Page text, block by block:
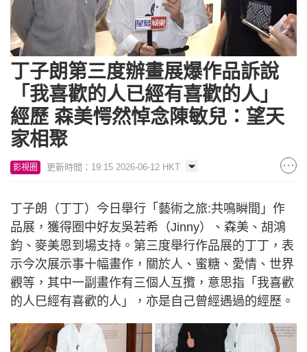
Loaded
8.36%
丁子朗第三度辦畫展爆作品訴說
「我喜歡的人已經有喜歡的人」
經歷 森美愕然悼念陳敏兒：望天
家相聚
影視圈 更新時間：19:15 2026-06-12 HKT
丁子朗（丁丁）今日舉行「藝術之旅:共鳴瞬間」作
品展，獲得圈中好友吳若希（Jinny）、森美、胡鴻
鈞、麥美恩到場支持。第三度舉行作品展的丁丁，表
示今次展示事十幅畫作，關於人、蜜糖、愛情、世界
觀等，其中一副畫作有三個人互攬，意思指「我喜歡
的人巳經有喜歡的人」，亦是自己曾經遇過的經歷。